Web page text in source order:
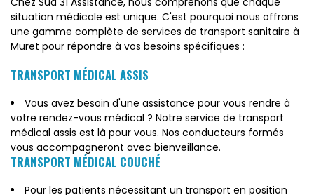
situation médicale est unique. C'est pourquoi nous offrons
une gamme complète de services de transport sanitaire à
Muret pour répondre à vos besoins spécifiques :
TRANSPORT MÉDICAL ASSIS
Vous avez besoin d'une assistance pour vous rendre à
votre rendez-vous médical ? Notre service de transport
médical assis est là pour vous. Nos conducteurs formés
vous accompagneront avec bienveillance.
TRANSPORT MÉDICAL COUCHÉ
Pour les patients nécessitant un transport en position